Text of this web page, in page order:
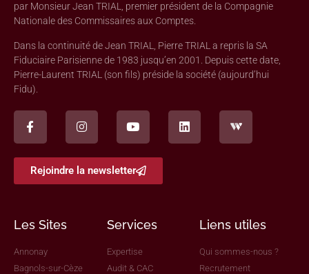
par Monsieur Jean TRIAL, premier président de la Compagnie
Nationale des Commissaires aux Comptes.
Dans la continuité de Jean TRIAL, Pierre TRIAL a repris la SA
Fiduciaire Parisienne de 1983 jusqu’en 2001. Depuis cette date,
Pierre-Laurent TRIAL (son fils) préside la société (aujourd’hui
Fidu).
Rejoindre la newsletter
Les Sites
Annonay
Bagnols-sur-Cèze
Services
Expertise
Audit & CAC
Liens utiles
Qui sommes-nous ?
Recrutement